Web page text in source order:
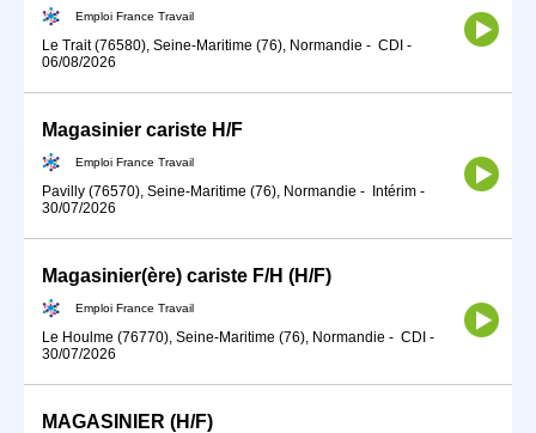
Emploi France Travail
Le Trait (76580), Seine-Maritime (76), Normandie - CDI -
06/08/2026
Magasinier cariste H/F
Emploi France Travail
Pavilly (76570), Seine-Maritime (76), Normandie - Intérim -
30/07/2026
Magasinier(ère) cariste F/H (H/F)
Emploi France Travail
Le Houlme (76770), Seine-Maritime (76), Normandie - CDI -
30/07/2026
MAGASINIER (H/F)